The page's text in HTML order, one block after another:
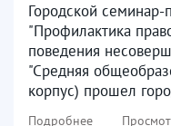
Городской семинар-
"Профилактика
поведения
"Средняя
корпус) прошел
Подробнее